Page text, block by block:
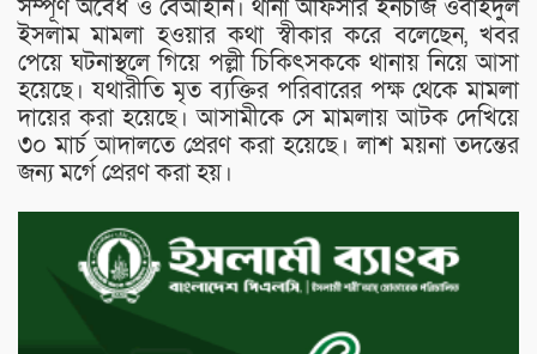
সম্পূর্ণ অবৈধ ও বেআইনি। থানা অফিসার ইনচার্জ ওবাইদুল
ইসলাম মামলা হওয়ার কথা স্বীকার করে বলেছেন, খবর
পেয়ে ঘটনাস্থলে গিয়ে পল্লী চিকিৎসককে থানায় নিয়ে আসা
হয়েছে। যথারীতি মৃত ব্যক্তির পরিবারের পক্ষ থেকে মামলা
দায়ের করা হয়েছে। আসামীকে সে মামলায় আটক দেখিয়ে
৩০ মার্চ আদালতে প্রেরণ করা হয়েছে। লাশ ময়না তদন্তের
জন্য মর্গে প্রেরণ করা হয়।